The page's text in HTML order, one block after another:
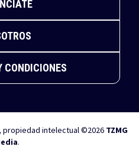
CONDICIONES
intelectual ©2026 TZMG
.